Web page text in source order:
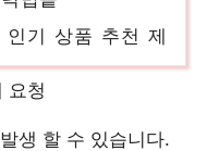
대
품 인기 상품 추
요청
생 할 수 있습니다.